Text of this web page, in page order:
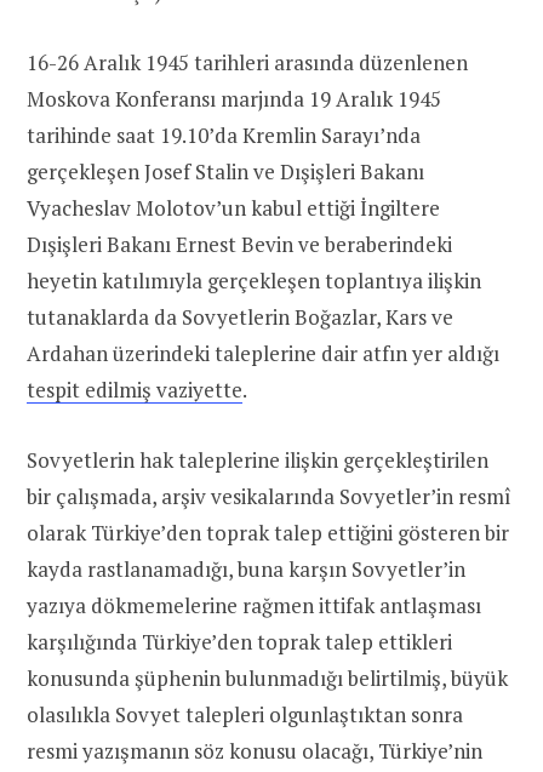
16-26 Aralık 1945 tarihleri arasında düzenlenen
Moskova Konferansı marjında 19 Aralık 1945
tarihinde saat 19.10’da Kremlin Sarayı’nda
gerçekleşen Josef Stalin ve Dışişleri Bakanı
Vyacheslav Molotov’un kabul ettiği İngiltere
Dışişleri Bakanı Ernest Bevin ve beraberindeki
heyetin katılımıyla gerçekleşen toplantıya ilişkin
tutanaklarda da Sovyetlerin Boğazlar, Kars ve
Ardahan üzerindeki taleplerine dair atfın yer aldığı
tespit edilmiş vaziyette.
Sovyetlerin hak taleplerine ilişkin gerçekleştirilen
bir çalışmada, arşiv vesikalarında Sovyetler’in resmî
olarak Türkiye’den toprak talep ettiğini gösteren bir
kayda rastlanamadığı, buna karşın Sovyetler’in
yazıya dökmemelerine rağmen ittifak antlaşması
karşılığında Türkiye’den toprak talep ettikleri
konusunda şüphenin bulunmadığı belirtilmiş, büyük
olasılıkla Sovyet talepleri olgunlaştıktan sonra
resmi yazışmanın söz konusu olacağı, Türkiye’nin